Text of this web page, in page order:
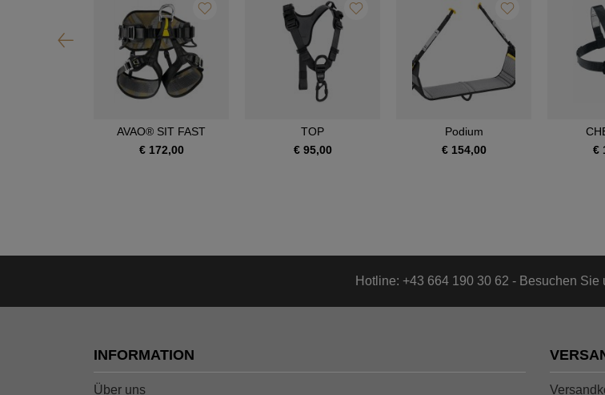
AVAO® SIT FAST
€ 172,00
TOP
€ 95,00
Podium
€ 154,00
€
Hotline: +43 664 190 30 62 - Besuchen Sie
INFORMATION
Über uns